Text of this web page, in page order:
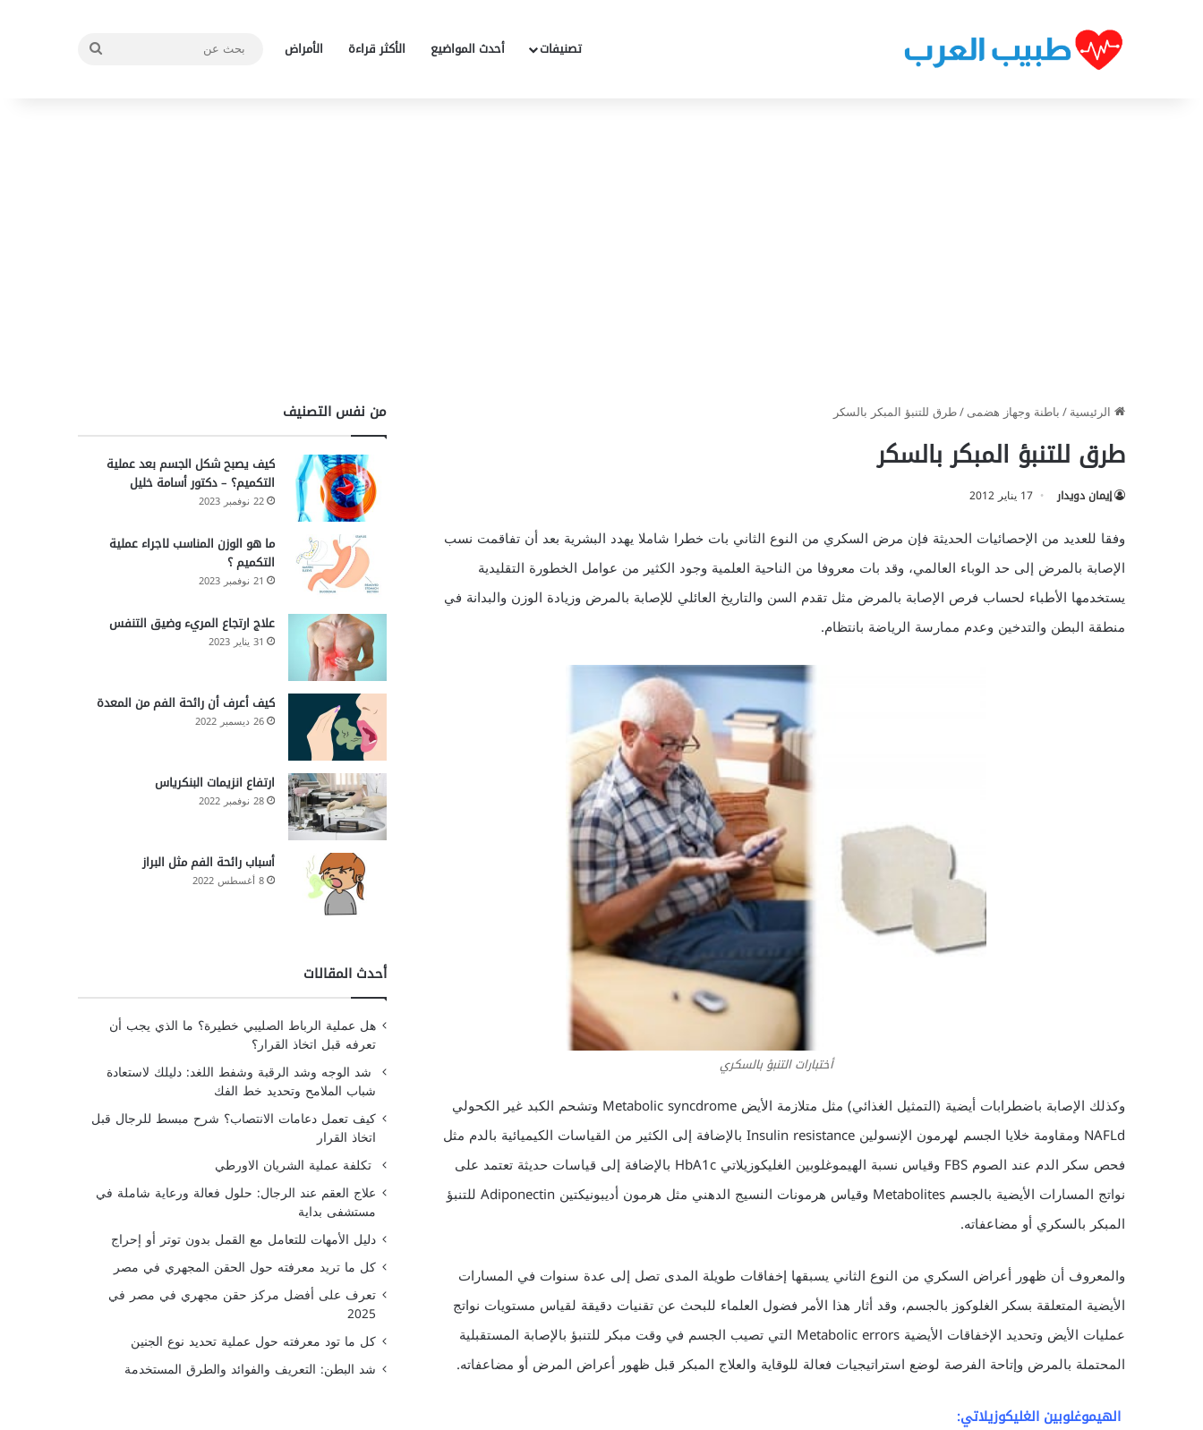
تصنيفات أحدث المواضيع الأكثر قراءة الأمراض
الرئيسية/باطنة وجهاز هضمى/طرق للتنبؤ المبكر بالسكر
طرق للتنبؤ المبكر بالسكر
إيمان دويدار 17 يناير 2012
وفقا للعديد من الإحصائيات الحديثة فإن مرض السكري من النوع الثاني بات خطرا شاملا يهدد البشرية بعد أن تفاقمت نسب
الإصابة بالمرض إلى حد الوباء العالمي، وقد بات معروفا من الناحية العلمية وجود الكثير من عوامل الخطورة التقليدية
يستخدمها الأطباء لحساب فرص الإصابة بالمرض مثل تقدم السن والتاريخ العائلي للإصابة بالمرض وزيادة الوزن والبدانة في
منطقة البطن والتدخين وعدم ممارسة الرياضة بانتظام.
أختبارات التنبؤ بالسكري
وكذلك الإصابة باضطرابات أيضية (التمثيل الغذائي) مثل متلازمة الأيض Metabolic syncdrome وتشحم الكبد غير الكحولي
NAFLd ومقاومة خلايا الجسم لهرمون الإنسولين Insulin resistance بالإضافة إلى الكثير من القياسات الكيميائية بالدم مثل
فحص سكر الدم عند الصوم FBS وقياس نسبة الهيموغلوبين الغليكوزيلاتي HbA1c بالإضافة إلى قياسات حديثة تعتمد على
نواتج المسارات الأيضية بالجسم Metabolites وقياس هرمونات النسيج الدهني مثل هرمون أديبونيكتين Adiponectin للتنبؤ
المبكر بالسكري أو مضاعفاته.
والمعروف أن ظهور أعراض السكري من النوع الثاني يسبقها إخفاقات طويلة المدى تصل إلى عدة سنوات في المسارات
الأيضية المتعلقة بسكر الغلوكوز بالجسم، وقد أثار هذا الأمر فضول العلماء للبحث عن تقنيات دقيقة لقياس مستويات نواتج
عمليات الأيض وتحديد الإخفاقات الأيضية Metabolic errors التي تصيب الجسم في وقت مبكر للتنبؤ بالإصابة المستقبلية
المحتملة بالمرض وإتاحة الفرصة لوضع استراتيجيات فعالة للوقاية والعلاج المبكر قبل ظهور أعراض المرض أو مضاعفاته.
الهيموغلوبين الغليكوزيلاتي:
من نفس التصنيف
كيف يصبح شكل الجسم بعد عملية
التكميم؟ – دكتور أسامة خليل
22 نوفمبر 2023
ما هو الوزن المناسب لاجراء عملية
التكميم ؟
21 نوفمبر 2023
علاج ارتجاع المريء وضيق التنفس
31 يناير 2023
كيف أعرف أن رائحة الفم من المعدة
26 ديسمبر 2022
ارتفاع انزيمات البنكرياس
28 نوفمبر 2022
أسباب رائحة الفم مثل البراز
8 أغسطس 2022
أحدث المقالات
هل عملية الرباط الصليبي خطيرة؟ ما الذي يجب أن
تعرفه قبل اتخاذ القرار؟
شد الوجه وشد الرقبة وشفط اللغد: دليلك لاستعادة
شباب الملامح وتحديد خط الفك
كيف تعمل دعامات الانتصاب؟ شرح مبسط للرجال قبل
اتخاذ القرار
تكلفة عملية الشريان الاورطي
علاج العقم عند الرجال: حلول فعالة ورعاية شاملة في
مستشفى بداية
دليل الأمهات للتعامل مع القمل بدون توتر أو إحراج
كل ما تريد معرفته حول الحقن المجهري في مصر
تعرف على أفضل مركز حقن مجهري في مصر في
2025
كل ما تود معرفته حول عملية تحديد نوع الجنين
شد البطن: التعريف والفوائد والطرق المستخدمة